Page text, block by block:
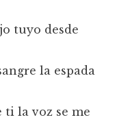
tuyo desde
la espada
ti la voz se me